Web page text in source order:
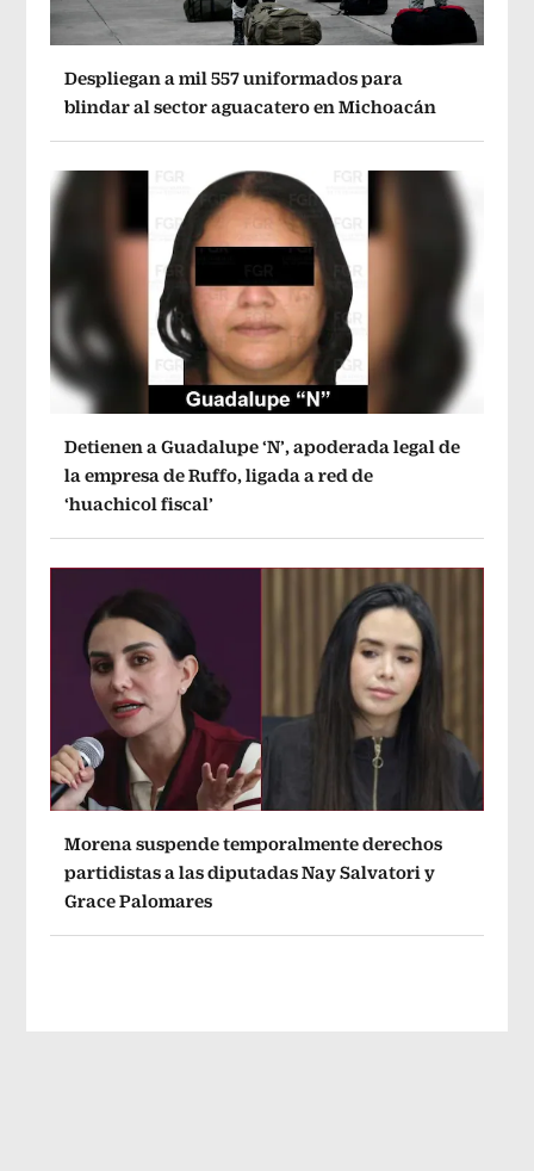
Despliegan a mil 557 uniformados para
blindar al sector aguacatero en Michoacán
Detienen a Guadalupe ‘N’, apoderada legal de
la empresa de Ruffo, ligada a red de
‘huachicol fiscal’
Morena suspende temporalmente derechos
partidistas a las diputadas Nay Salvatori y
Grace Palomares